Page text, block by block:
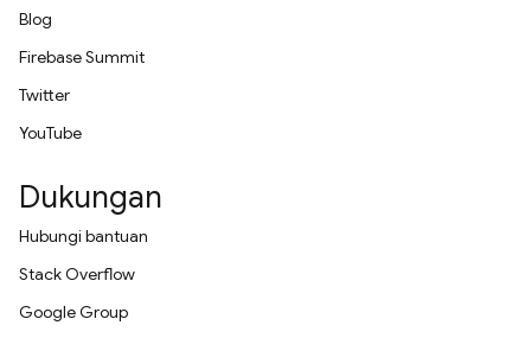
Blog
Firebase Summit
Twitter
YouTube
Dukungan
Hubungi bantuan
Stack Overflow
Google Group